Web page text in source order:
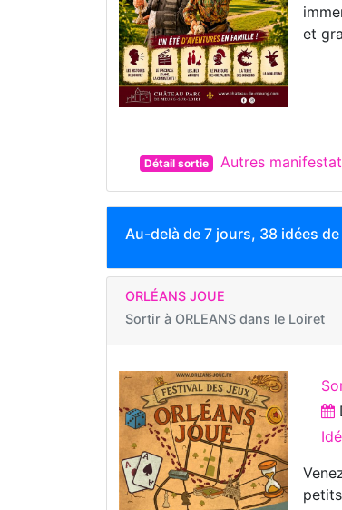
et
Détail sortie Autres
Au-delà de 7 jours, 38 idées
ORLÉANS JOUE
Sortir à ORLEANS dans le Loiret